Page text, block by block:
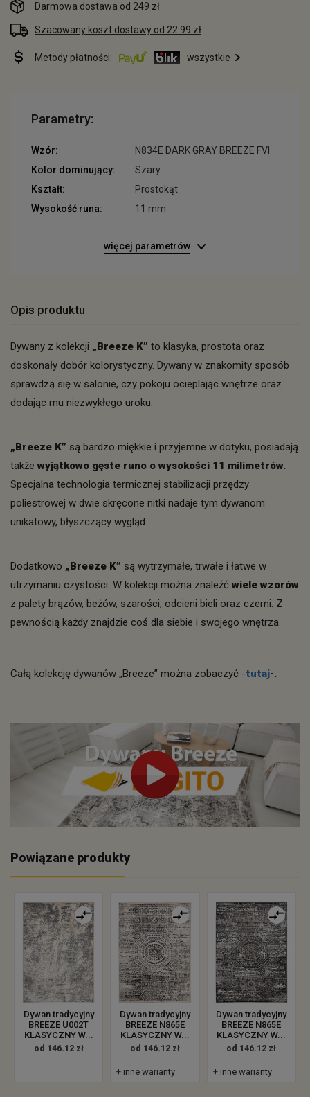
Darmowa dostawa od 249 zł
Szacowany koszt dostawy od 22.99 zł
Metody płatności: wszystkie
Parametry:
Wzór:
N834E DARK GRAY BREEZE FVI
Kolor dominujący:
Szary
Kształt:
Prostokąt
Wysokość runa:
11 mm
więcej parametrów
Opis produktu
Dywany z kolekcji „Breeze K” to klasyka, prostota oraz
doskonały dobór kolorystyczny. Dywany w znakomity sposób
sprawdzą się w salonie, czy pokoju ocieplając wnętrze oraz
dodając mu niezwykłego uroku.
„Breeze K” są bardzo miękkie i przyjemne w dotyku, posiadają
także wyjątkowo gęste runo o wysokości 11 milimetrów.
Specjalna technologia termicznej stabilizacji przędzy
poliestrowej w dwie skręcone nitki nadaje tym dywanom
unikatowy, błyszczący wygląd.
Dodatkowo „Breeze K” są wytrzymałe, trwałe i łatwe w
utrzymaniu czystości. W kolekcji można znaleźć wiele wzorów
z palety brązów, beżów, szarości, odcieni bieli oraz czerni. Z
pewnością każdy znajdzie coś dla siebie i swojego wnętrza.
Całą kolekcję dywanów „Breeze” można zobaczyć -tutaj-.
Powiązane produkty
Dywan tradycyjny
BREEZE U002T
KLASYCZNY W...
od 146.12 zł
Dywan tradycyjny
BREEZE N865E
KLASYCZNY W...
od 146.12 zł
+ inne warianty
Dywan tradycyjny
BREEZE N865E
KLASYCZNY W...
od 146.12 zł
+ inne warianty